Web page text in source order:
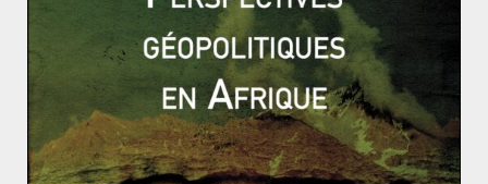
TIERS-MONDE ET ÉMERGENTS